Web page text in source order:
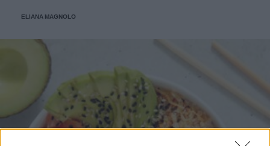
veramente stupendo.
ELIANA MAGNOLO